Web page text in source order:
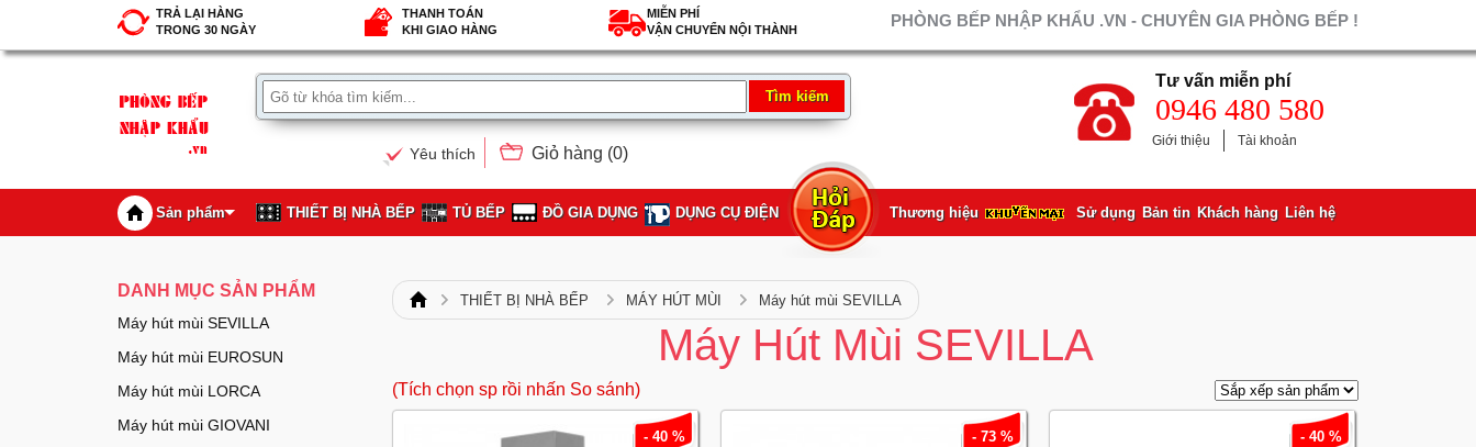
TRẢ LẠI HÀNG
TRONG 30 NGÀY
THANH TOÁN
KHI GIAO HÀNG
MIỄN PHÍ
VẬN CHUYỂN NỘI THÀNH
PHÒNG BẾP NHẬP KHẨU .VN - CHUYÊN GIA PHÒNG BẾP !
Giỏ hàng (0)
Yêu thích
Tư vấn miễn phí
0946 480 580
Giới thiệu Tài khoản
Sản phẩm THIẾT BỊ NHÀ BẾP TỦ BẾP ĐỒ GIA DỤNG DỤNG CỤ ĐIỆN Thương hiệu Sử dụng Bản tin Khách hàng Liên hệ
THIẾT BỊ NHÀ BẾP MÁY HÚT MÙI Máy hút mùi SEVILLA
Máy Hút Mùi SEVILLA
(Tích chọn sp rồi nhấn So sánh)
- 40 % - 73 % - 40 %
DANH MỤC SẢN PHẨM
Máy hút mùi SEVILLA
Máy hút mùi EUROSUN
Máy hút mùi LORCA
Máy hút mùi GIOVANI